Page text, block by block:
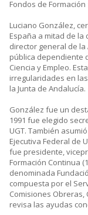
Fondos de Formación
Luciano González,
España a mitad de
director general de la
pública dependiente
Ciencia y Empleo.
irregularidades en
la Junta de Andalucía.
González fue un
1991 fue elegido
UGT. También
Ejecutiva Federal de
fue presidente,
Formación Continua
denominada
compuesta por el
Comisiones Obreras,
revisa las ayudas